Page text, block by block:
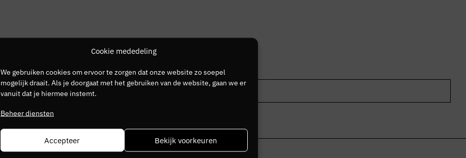
Cookie mededeling
We gebruiken cookies om ervoor te zorgen dat onze website zo soepel
mogelijk draait. Als je doorgaat met het gebruiken van de website, gaan we er
vanuit dat je hiermee instemt.
Beheer diensten
Accepteer Bekijk voorkeuren
Geen producten gevonden die aan je zoekcriteria voldoen.